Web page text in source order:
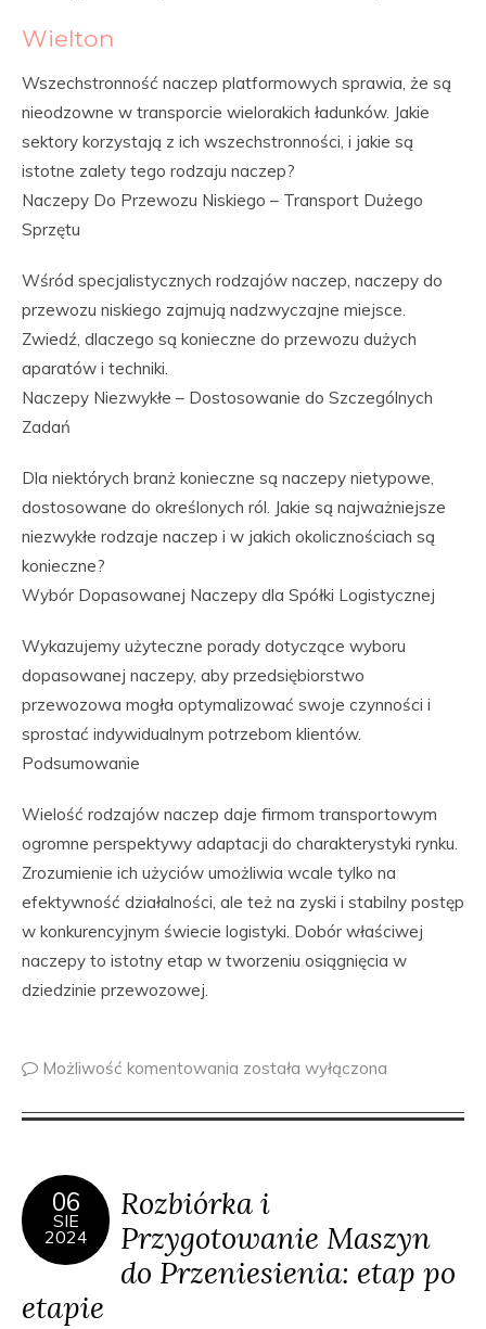
Wielton
Wszechstronność naczep platformowych sprawia, że są
nieodzowne w transporcie wielorakich ładunków. Jakie
sektory korzystają z ich wszechstronności, i jakie są
istotne zalety tego rodzaju naczep?
Naczepy Do Przewozu Niskiego – Transport Dużego
Sprzętu
Wśród specjalistycznych rodzajów naczep, naczepy do
przewozu niskiego zajmują nadzwyczajne miejsce.
Zwiedź, dlaczego są konieczne do przewozu dużych
aparatów i techniki.
Naczepy Niezwykłe – Dostosowanie do Szczególnych
Zadań
Dla niektórych branż konieczne są naczepy nietypowe,
dostosowane do określonych ról. Jakie są najważniejsze
niezwykłe rodzaje naczep i w jakich okolicznościach są
konieczne?
Wybór Dopasowanej Naczepy dla Spółki Logistycznej
Wykazujemy użyteczne porady dotyczące wyboru
dopasowanej naczepy, aby przedsiębiorstwo
przewozowa mogła optymalizować swoje czynności i
sprostać indywidualnym potrzebom klientów.
Podsumowanie
Wielość rodzajów naczep daje firmom transportowym
ogromne perspektywy adaptacji do charakterystyki rynku.
Zrozumienie ich użyciów umożliwia wcale tylko na
efektywność działalności, ale też na zyski i stabilny postęp
w konkurencyjnym świecie logistyki. Dobór właściwej
naczepy to istotny etap w tworzeniu osiągnięcia w
dziedzinie przewozowej.
Możliwość komentowania została wyłączona
06
SIE
2024
Rozbiórka i
Przygotowanie Maszyn
do Przeniesienia: etap po
etapie